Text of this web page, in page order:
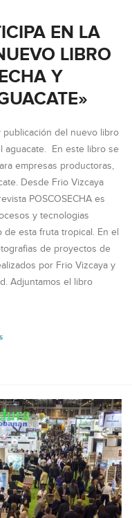
EN LA
LIBRO
Y
publicación del nuevo libro
aguacate. En este libro se
empresas productoras,
Desde Frio Vizcaya
POSCOSECHA es
y tecnologias
esta fruta tropical. En el
de proyectos de
por Frio Vizcaya y
Adjuntamos el libro